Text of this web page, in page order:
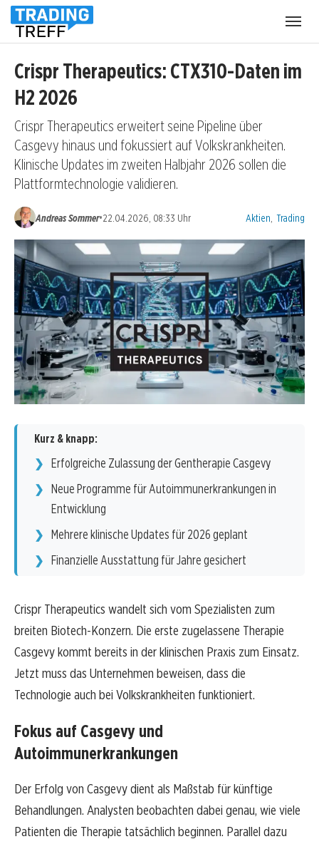
Crispr Therapeutics: CTX310-Daten im
H2 2026
Crispr Therapeutics erweitert seine Pipeline über
Casgevy hinaus und fokussiert auf Volkskrankheiten.
Klinische Updates im zweiten Halbjahr 2026 sollen die
Plattformtechnologie validieren.
Andreas Sommer•22.04.2026, 08:33 Uhr Kategorien:
Aktien Trading
Kurz & knapp:
Erfolgreiche Zulassung der Gentherapie Casgevy
Neue Programme für Autoimmunerkrankungen in
Entwicklung
Mehrere klinische Updates für 2026 geplant
Finanzielle Ausstattung für Jahre gesichert
Crispr Therapeutics wandelt sich vom Spezialisten zum
breiten Biotech-Konzern. Die erste zugelassene Therapie
Casgevy kommt bereits in der klinischen Praxis zum Einsatz.
Jetzt muss das Unternehmen beweisen, dass die
Technologie auch bei Volkskrankheiten funktioniert.
Fokus auf Casgevy und
Autoimmunerkrankungen
Der Erfolg von Casgevy dient als Maßstab für künftige
Behandlungen. Analysten beobachten dabei genau, wie viele
Patienten die Therapie tatsächlich beginnen. Parallel dazu